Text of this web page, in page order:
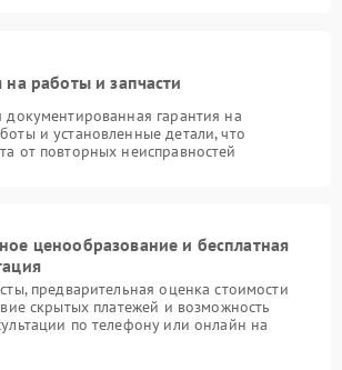
на работы и запчасти
документированная гарантия на
и установленные детали, что
от повторных неисправностей
ценообразование и бесплатная
предварительная оценка стоимости
скрытых платежей и возможность
по телефону или онлайн на